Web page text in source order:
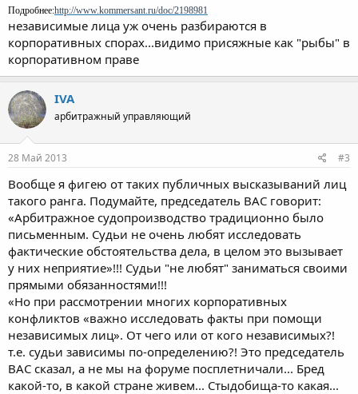
Подробнее:http://www.kommersant.ru/doc/2198981
независимые лица уж очень разбираются в
корпоративных спорах...видимо присяжные как "рыбы" в
корпоративном праве
IVA
арбитражный управляющий
28 Май 2013 #3
Вообще я фигею от таких публичных высказываний лиц
такого ранга. Подумайте, председатель ВАС говорит:
«Арбитражное судопроизводство традиционно было
письменным. Судьи не очень любят исследовать
фактические обстоятельства дела, в целом это вызывает
у них неприятие»!!! Судьи "не любят" заниматься своими
прямыми обязанностями!!!
«Но при рассмотрении многих корпоративных
конфликтов «важно исследовать факты при помощи
независимых лиц». От чего или от кого независимых?!
т.е. судьи зависимы по-определению?! Это председатель
ВАС сказал, а не мы на форуме посплетничали... Бред
какой-то, в какой стране живем... Стыдобища-то какая...